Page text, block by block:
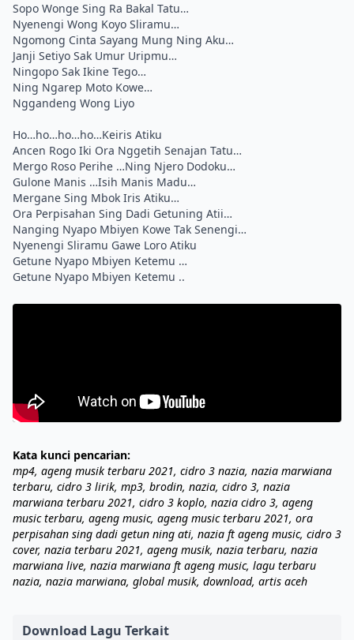
Sopo Wonge Sing Ra Bakal Tatu…
Nyenengi Wong Koyo Sliramu…
Ngomong Cinta Sayang Mung Ning Aku…
Janji Setiyo Sak Umur Uripmu…
Ningopo Sak Ikine Tego…
Ning Ngarep Moto Kowe…
Nggandeng Wong Liyo
Ho…ho…ho…ho…Keiris Atiku
Ancen Rogo Iki Ora Nggetih Senajan Tatu…
Mergo Roso Perihe …Ning Njero Dodoku…
Gulone Manis …Isih Manis Madu…
Mergane Sing Mbok Iris Atiku…
Ora Perpisahan Sing Dadi Getuning Atii…
Nanging Nyapo Mbiyen Kowe Tak Senengi…
Nyenengi Sliramu Gawe Loro Atiku
Getune Nyapo Mbiyen Ketemu …
Kata kunci pencarian:
mp4, ageng musik terbaru 2021, cidro 3 nazia, nazia marwiana
terbaru, cidro 3 lirik, mp3, brodin, nazia, cidro 3, nazia
marwiana terbaru 2021, cidro 3 koplo, nazia cidro 3, ageng
music terbaru, ageng music, ageng music terbaru 2021, ora
perpisahan sing dadi getun ning ati, nazia ft ageng music, cidro 3
cover, nazia terbaru 2021, ageng musik, nazia terbaru, nazia
marwiana live, nazia marwiana ft ageng music, lagu terbaru
nazia, nazia marwiana, global musik, download, artis aceh
Download Lagu Terkait